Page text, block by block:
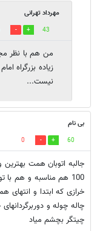
مهرداد تهرانی
43
من هم با نظر
زیاده بزرگراه
نیست...
بی نام
60
0
جالبه اتوبان همت
100 هم مناسبه و هم
خرازی که ابتدا و
چاله چوله و
چیتگر بچشم میاد